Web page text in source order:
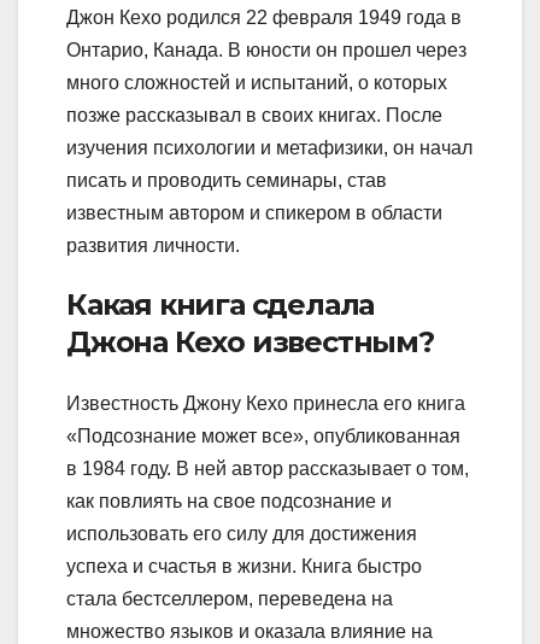
Джон Кехо родился 22 февраля 1949 года в
Онтарио, Канада. В юности он прошел через
много сложностей и испытаний, о которых
позже рассказывал в своих книгах. После
изучения психологии и метафизики, он начал
писать и проводить семинары, став
известным автором и спикером в области
развития личности.
Какая книга сделала
Джона Кехо известным?
Известность Джону Кехо принесла его книга
«Подсознание может все», опубликованная
в 1984 году. В ней автор рассказывает о том,
как повлиять на свое подсознание и
использовать его силу для достижения
успеха и счастья в жизни. Книга быстро
стала бестселлером, переведена на
множество языков и оказала влияние на